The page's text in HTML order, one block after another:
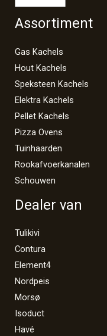
Assortiment
Gas Kachels
Hout Kachels
Speksteen Kachels
Elektra Kachels
Pellet Kachels
Pizza Ovens
Tuinhaarden
Rookafvoerkanalen
Schouwen
Dealer van
Tulikivi
Contura
Element4
Nordpeis
Morsø
Isoduct
Havé